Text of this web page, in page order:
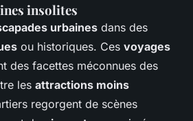
insolites
urbaines dans des
ou historiques. Ces voyages
des facettes méconnues des
les attractions moins
regorgent de scènes